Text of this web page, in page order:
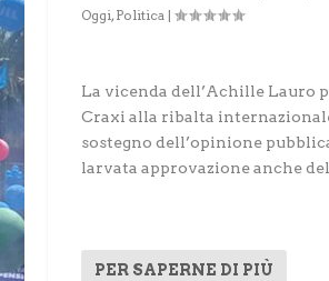
Oggi, Politica |
La vicenda dell’Achille Lauro
Craxi alla ribalta
sostegno dell’opinione
larvata approvazione anche
PER SAPERNE DI PIÙ